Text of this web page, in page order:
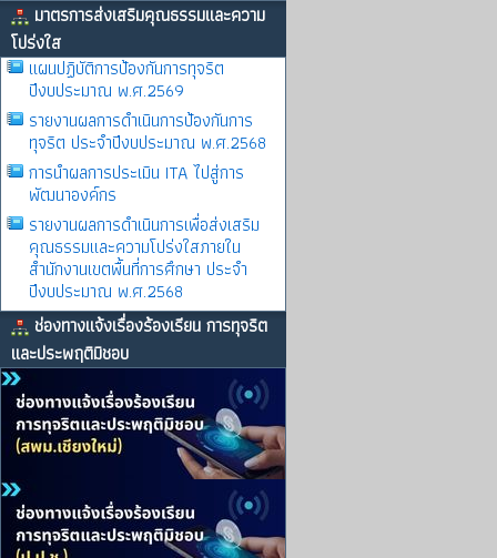
มาตรการส่งเสริมคุณธรรมและความ
โปร่งใส
แผนปฏิบัติการป้องกันการทุจริต
ปีงบประมาณ พ.ศ.2569
รายงานผลการดําเนินการป้องกันการ
ทุจริต ประจําปีงบประมาณ พ.ศ.2568
การนำผลการประเมิน ITA ไปสู่การ
พัฒนาองค์กร
รายงานผลการดําเนินการเพื่อส่งเสริม
คุณธรรมและความโปร่งใสภายใน
สำนักงานเขตพื้นที่การศึกษา ประจำ
ปีงบประมาณ พ.ศ.2568
ช่องทางแจ้งเรื่องร้องเรียน การทุจริต
และประพฤติมิชอบ